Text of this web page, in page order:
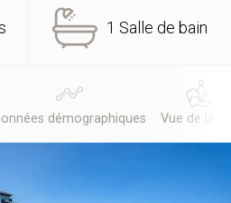
1 Salle de bain
démographiques Vue de la